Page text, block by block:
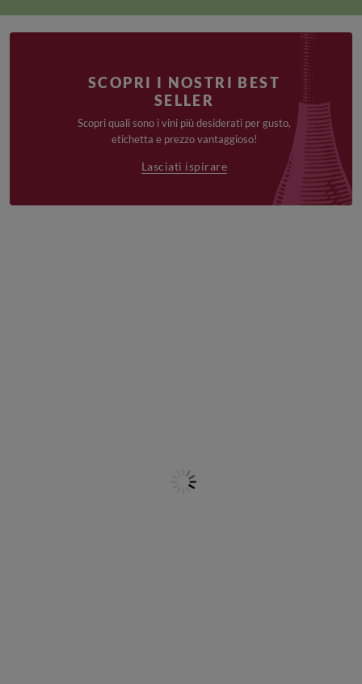
SCOPRI I NOSTRI BEST
SELLER
Scopri quali sono i vini più desiderati per gusto,
etichetta e prezzo vantaggioso!
Lasciati ispirare